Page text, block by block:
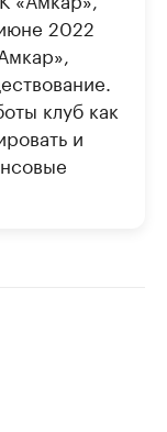
2022
клуб как
и